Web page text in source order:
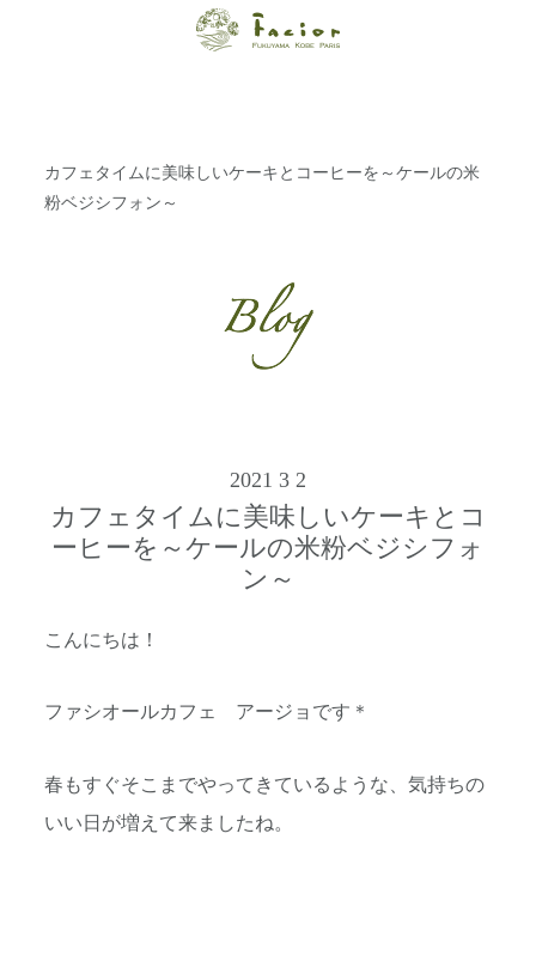
ン ファシオー
ルでご提案しま
す。
カフェタイムに美味しいケーキとコーヒーを～ケールの米
粉ベジシフォン～
2021 3 2
カフェタイムに美味しいケーキとコ
ーヒーを～ケールの米粉ベジシフォ
ン～
こんにちは！
ファシオールカフェ アージョです＊
春もすぐそこまでやってきているような、気持ちの
いい日が増えて来ましたね。